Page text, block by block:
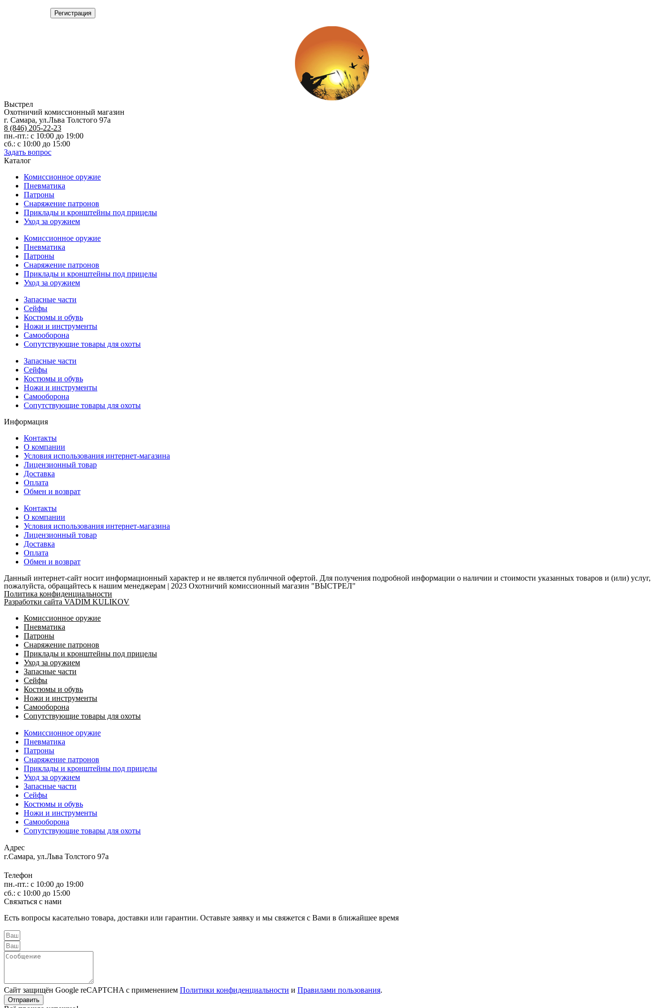
Регистрация
Выстрел
Охотничий комиссионный магазин
г. Самара, ул.Льва Толстого 97а
8 (846) 205-22-23
пн.-пт.: с 10:00 до 19:00
сб.: с 10:00 до 15:00
Задать вопрос
Каталог
Комиссионное оружие
Пневматика
Патроны
Снаряжение патронов
Приклады и кронштейны под прицелы
Уход за оружием
Комиссионное оружие
Пневматика
Патроны
Снаряжение патронов
Приклады и кронштейны под прицелы
Уход за оружием
Запасные части
Сейфы
Костюмы и обувь
Ножи и инструменты
Самооборона
Сопутствующие товары для охоты
Запасные части
Сейфы
Костюмы и обувь
Ножи и инструменты
Самооборона
Сопутствующие товары для охоты
Информация
Контакты
О компании
Условия использования интернет-магазина
Лицензионный товар
Доставка
Оплата
Обмен и возврат
Контакты
О компании
Условия использования интернет-магазина
Лицензионный товар
Доставка
Оплата
Обмен и возврат
Данный интернет-сайт носит информационный характер и не является публичной офертой. Для получения подробной информации о наличии и стоимости указанных товаров и (или) услуг,
пожалуйста, обращайтесь к нашим менеджерам | 2023 Охотничий комиссионный магазин "ВЫСТРЕЛ"
Политика конфиденциальности
Разработки сайта VADIM KULIKOV
Комиссионное оружие
Пневматика
Патроны
Снаряжение патронов
Приклады и кронштейны под прицелы
Уход за оружием
Запасные части
Сейфы
Костюмы и обувь
Ножи и инструменты
Самооборона
Сопутствующие товары для охоты
Комиссионное оружие
Пневматика
Патроны
Снаряжение патронов
Приклады и кронштейны под прицелы
Уход за оружием
Запасные части
Сейфы
Костюмы и обувь
Ножи и инструменты
Самооборона
Сопутствующие товары для охоты
Адрес
г.Самара, ул.Льва Толстого 97а
Телефон
пн.-пт.: с 10:00 до 19:00
сб.: с 10:00 до 15:00
Связаться с нами
Есть вопросы касательно товара, доставки или гарантии. Оставьте заявку и мы свяжется с Вами в ближайшее время
Сайт защищён Google reCAPTCHA с применением Политики конфиденциальности и Правилами пользования.
Отправить